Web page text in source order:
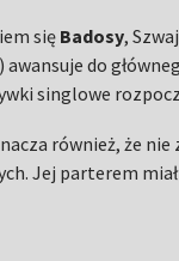
się Badosy,
awansuje do
singlowe
również, że nie
Jej parterem